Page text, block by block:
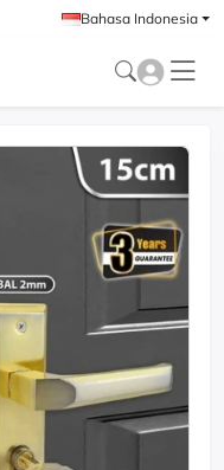
Bahasa Indonesia